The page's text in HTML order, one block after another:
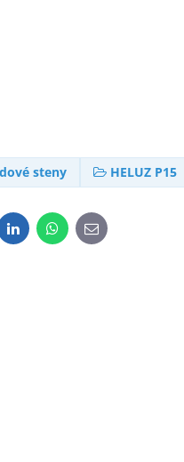
steny HELUZ P15
LinkedInWhatsApp
E-
mail